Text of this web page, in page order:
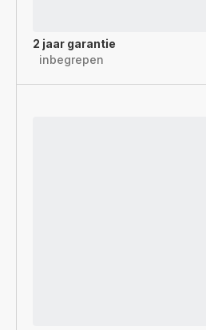
2 jaar garantie
inbegrepen